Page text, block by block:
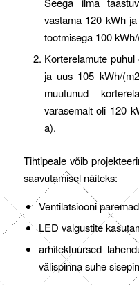
vastama 120 kWh
tootmisega 100
Korterelamute
ja uus 105 kWh/
muutunud
varasemalt oli 120
a).
Tihtipeale võib
saavutamisel näiteks:
Ventilatsiooni
LED valgustite
arhitektuursed
välispinna suhe